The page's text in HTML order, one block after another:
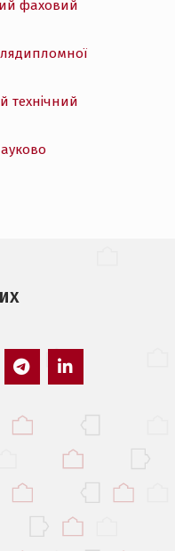
фаховий
технічний